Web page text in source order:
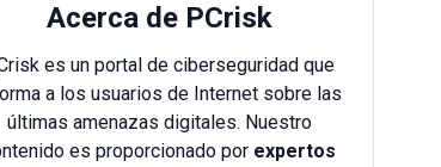
Acerca de PCrisk
es un portal de ciberseguridad que
a los usuarios de Internet sobre las
últimas amenazas digitales. Nuestro
es proporcionado por expertos